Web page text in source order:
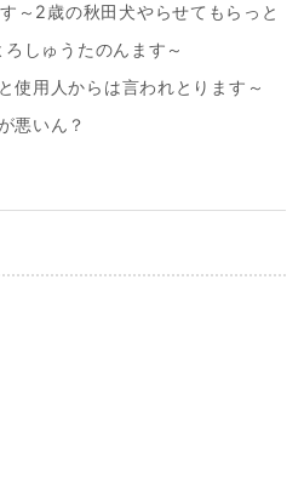
～2歳の秋田犬やらせてもらっと
ろしゅうたのんます～
使用人からは言われとります～
悪いん？